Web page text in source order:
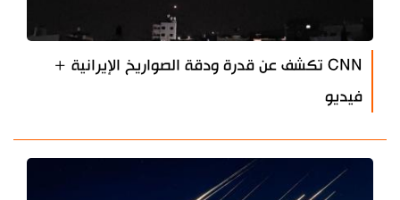
CNN تكشف عن قدرة ودقة الصواريخ الإيرانية +
فيديو